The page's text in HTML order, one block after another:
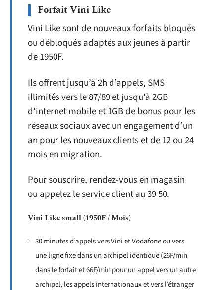
Forfait Vini Like
Vini Like sont de nouveaux forfaits bloqués
ou débloqués adaptés aux jeunes à partir
de 1950F.
Ils offrent jusqu’à 2h d’appels, SMS
illimités vers le 87/89 et jusqu’à 2GB
d’internet mobile et 1GB de bonus pour les
réseaux sociaux avec un engagement d’un
an pour les nouveaux clients et de 12 ou 24
mois en migration.
Pour souscrire, rendez-vous en magasin
ou appelez le service client au 39 50.
Vini Like small (1950F / Mois)
30 minutes d’appels vers Vini et Vodafone ou vers
une ligne fixe dans un archipel identique (26F/min
dans le forfait et 66F/min pour un appel vers un autre
archipel, les appels internationaux et vers l’étranger